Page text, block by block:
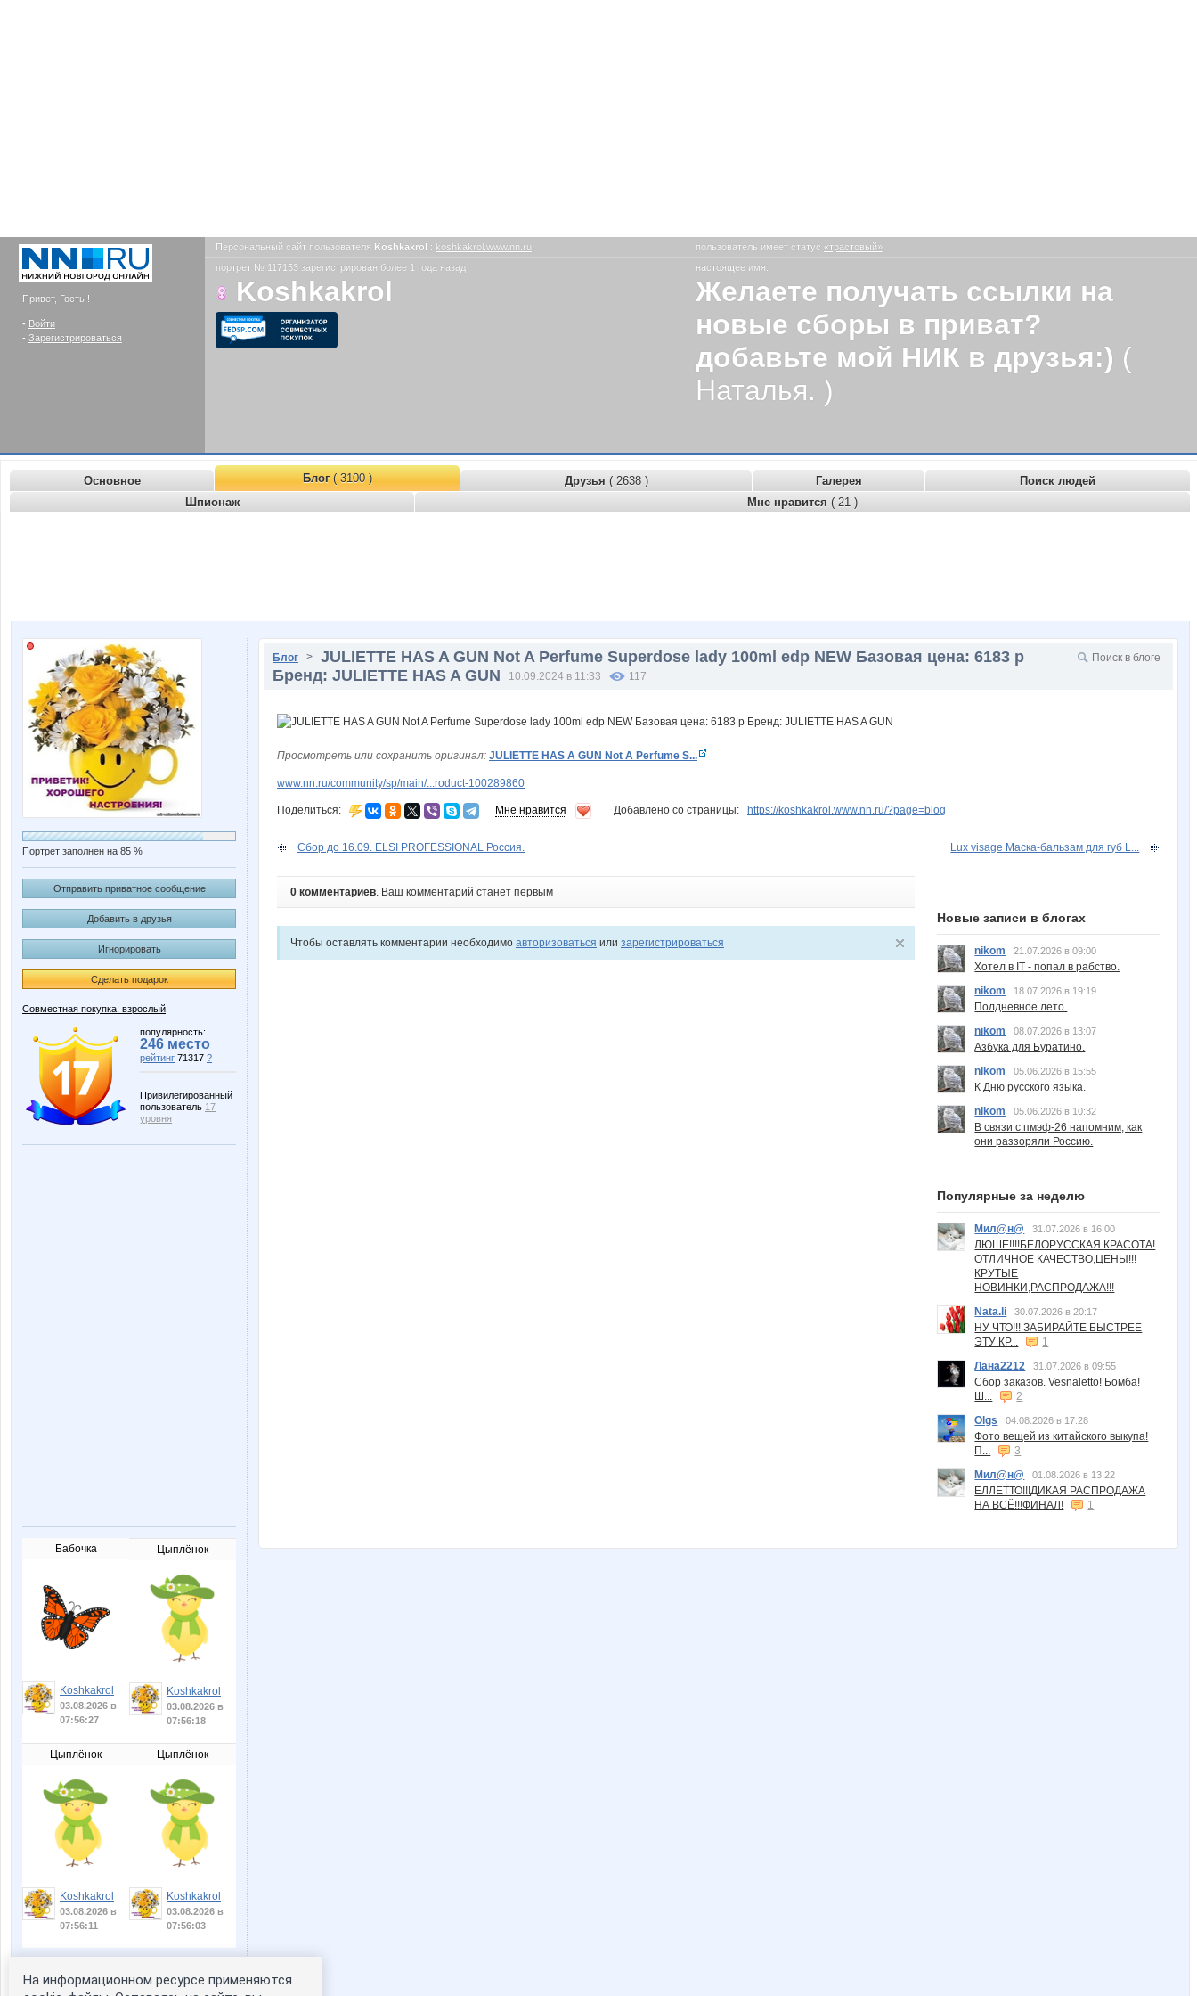
Привет, Гость !
- Войти
- Зарегистрироваться
Персональный сайт пользователя Koshkakrol : koshkakrol.www.nn.ru пользователь имеет статус «трастовый»
портрет № 117153 зарегистрирован более 1 года назад
Koshkakrol
настоящее имя:
Желаете получать ссылки на
новые сборы в приват?
добавьте мой НИК в друзья:) (
Наталья. )
Основное Блог( 3100 ) Друзья ( 2638 ) Галерея
Поиск людей
Шпионаж
Мне нравится ( 21 )
Портрет заполнен на 85 %
Отправить приватное сообщение
Добавить в друзья
Игнорировать
Сделать подарок
Совместная покупка: взрослый
популярность:
246 место
рейтинг 71317 ?
Привилегированный
пользователь 17
уровня
Бабочка
Koshkakrol
03.08.2026 в
07:56:27
Цыплёнок
Koshkakrol
03.08.2026 в
07:56:18
Цыплёнок
Koshkakrol
03.08.2026 в
07:56:11
Цыплёнок
Koshkakrol
03.08.2026 в
07:56:03
Статистика портрета:
Блог > JULIETTE HAS A GUN Not A Perfume Superdose lady 100ml edp NEW Базовая цена: 6183 р
Бренд: JULIETTE HAS A GUN
10.09.2024 в 11:33 117
Просмотреть или сохранить оригинал: JULIETTE HAS A GUN Not A Perfume S...
www.nn.ru/community/sp/main/...roduct-100289860
Поделиться: Мне нравится Добавлено со страницы: https://koshkakrol.www.nn.ru/?page=blog
Сбор до 16.09. ELSI PROFESSIONAL Россия. Lux visage Маска-бальзам для губ L...
0 комментариев. Ваш комментарий станет первым
Чтобы оставлять комментарии необходимо авторизоваться или зарегистрироваться
Новые записи в блогах
nikom 21.07.2026 в 09:00
Хотел в IT - попал в рабство.
nikom
18.07.2026 в 19:19
Полдневное лето.
nikom
08.07.2026 в 13:07
Азбука для Буратино.
nikom
05.06.2026 в 15:55
К Дню русского языка.
nikom
05.06.2026 в 10:32
В связи с пмэф-26 напомним, как
они раззоряли Россию.
Популярные за неделю
Мил@н@ 31.07.2026 в 16:00
ЛЮШЕ!!!!БЕЛОРУССКАЯ КРАСОТА!
ОТЛИЧНОЕ КАЧЕСТВО,ЦЕНЫ!!!
КРУТЫЕ
НОВИНКИ,РАСПРОДАЖА!!!
Nata.li
30.07.2026 в 20:17
НУ ЧТО!!! ЗАБИРАЙТЕ БЫСТРЕЕ
ЭТУ КР...
1
Лана2212
31.07.2026 в 09:55
Сбор заказов. Vesnaletto! Бомба!
Ш...
2
Olgs
04.08.2026 в 17:28
Фото вещей из китайского выкупа!
П...
3
Мил@н@
01.08.2026 в 13:22
ЕЛЛЕТТО!!!ДИКАЯ РАСПРОДАЖА
НА ВСЁ!!!ФИНАЛ!
1
На информационном ресурсе применяются